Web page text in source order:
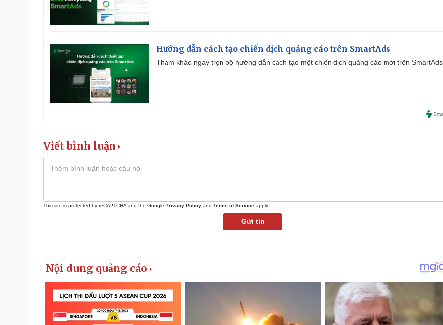
Hướng dẫn cách tạo chiến dịch quảng cáo trên SmartAds
Tham khảo ngay trọn bộ hướng dẫn cách tạo một chiến dịch quảng cáo mới trên SmartAds.
Viết bình luận
This site is protected by reCAPTCHA and the Google Privacy Policy and Terms of Service apply.
Gửi tin